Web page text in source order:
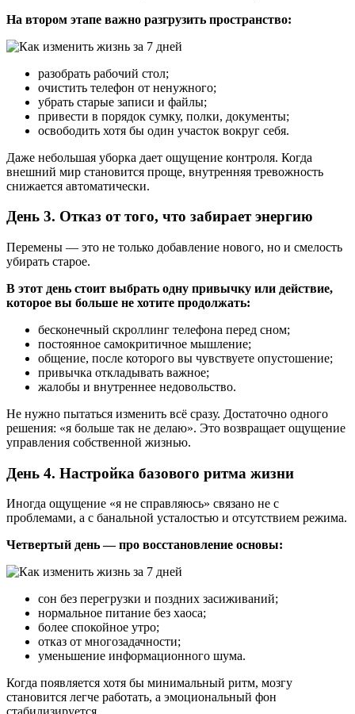
На втором этапе важно разгрузить пространство:
разобрать рабочий стол;
очистить телефон от ненужного;
убрать старые записи и файлы;
привести в порядок сумку, полки, документы;
освободить хотя бы один участок вокруг себя.
Даже небольшая уборка дает ощущение контроля. Когда
внешний мир становится проще, внутренняя тревожность
снижается автоматически.
День 3. Отказ от того, что забирает энергию
Перемены — это не только добавление нового, но и смелость
убирать старое.
В этот день стоит выбрать одну привычку или действие,
которое вы больше не хотите продолжать:
бесконечный скроллинг телефона перед сном;
постоянное самокритичное мышление;
общение, после которого вы чувствуете опустошение;
привычка откладывать важное;
жалобы и внутреннее недовольство.
Не нужно пытаться изменить всё сразу. Достаточно одного
решения: «я больше так не делаю». Это возвращает ощущение
управления собственной жизнью.
День 4. Настройка базового ритма жизни
Иногда ощущение «я не справляюсь» связано не с
проблемами, а с банальной усталостью и отсутствием режима.
Четвертый день — про восстановление основы:
сон без перегрузки и поздних засиживаний;
нормальное питание без хаоса;
более спокойное утро;
отказ от многозадачности;
уменьшение информационного шума.
Когда появляется хотя бы минимальный ритм, мозгу
становится легче работать, а эмоциональный фон